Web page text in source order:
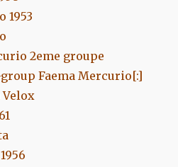
1953
2eme groupe
Faema Mercurio[:]
Velox